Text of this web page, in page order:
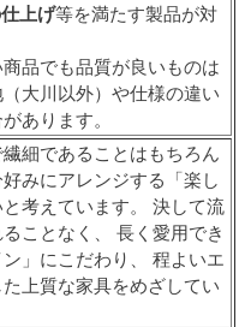
上げ等を満たす製品が対
品でも品質が良いものは
大川以外）や仕様の違い
あります。
細であることはもちろん
みにアレンジする「楽し
考えています。 決して流
ことなく、 長く愛用でき
」にこだわり、 程よいエ
上質な家具をめざしてい